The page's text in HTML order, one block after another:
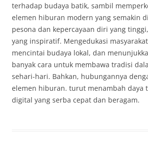
terhadap budaya batik, sambil
elemen hiburan modern yang semakin
pesona dan kepercayaan diri yang
yang inspiratif. Mengedukasi
mencintai budaya lokal, dan
banyak cara untuk membawa tradisi
sehari-hari. Bahkan, hubungannya
elemen hiburan. turut menambah daya
digital yang serba cepat dan beragam.